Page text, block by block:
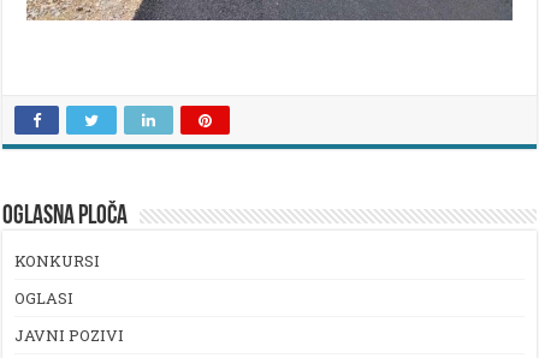
OGLASNA PLOČA
KONKURSI
OGLASI
JAVNI POZIVI